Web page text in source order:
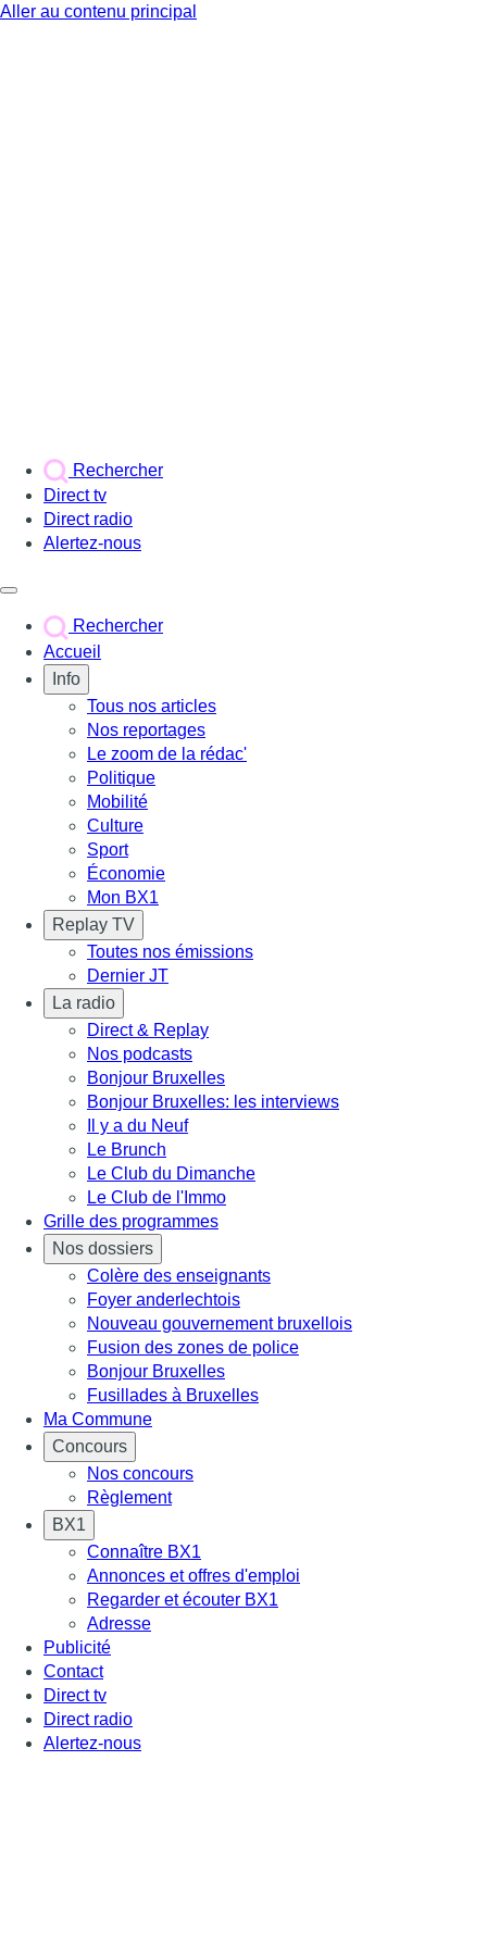
Aller au contenu principal
Rechercher
Direct tv
Direct radio
Alertez-nous
Rechercher
Accueil
Info
Tous nos articles
Nos reportages
Le zoom de la rédac'
Politique
Mobilité
Culture
Sport
Économie
Mon BX1
Replay TV
Toutes nos émissions
Dernier JT
La radio
Direct & Replay
Nos podcasts
Bonjour Bruxelles
Bonjour Bruxelles: les interviews
Il y a du Neuf
Le Brunch
Le Club du Dimanche
Le Club de l'Immo
Grille des programmes
Nos dossiers
Colère des enseignants
Foyer anderlechtois
Nouveau gouvernement bruxellois
Fusion des zones de police
Bonjour Bruxelles
Fusillades à Bruxelles
Ma Commune
Concours
Nos concours
Règlement
BX1
Connaître BX1
Annonces et offres d'emploi
Regarder et écouter BX1
Adresse
Publicité
Contact
Direct tv
Direct radio
Alertez-nous